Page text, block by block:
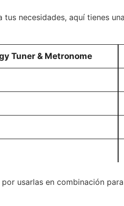
necesidades, aquí tienes
Tuner & Metronome
usarlas en combinación